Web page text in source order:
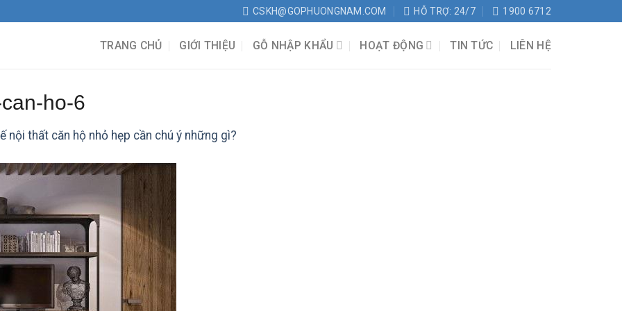
CSKH@GOPHUONGNAM.COM HỖ TRỢ: 24/7 1900 6712
TRANG CHỦ GIỚI THIỆU GỖ NHẬP KHẨU HOẠT ĐỘNG TIN TỨC LIÊN HỆ
ho-6
nội thất căn hộ nhỏ hẹp cần chú ý những gì?